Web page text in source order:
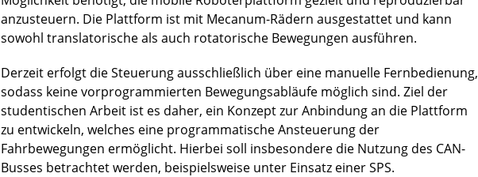
anzusteuern. Die Plattform ist mit Mecanum-Rädern ausgestattet und kann
sowohl translatorische als auch rotatorische Bewegungen ausführen.
Derzeit erfolgt die Steuerung ausschließlich über eine manuelle Fernbedienung,
sodass keine vorprogrammierten Bewegungsabläufe möglich sind. Ziel der
studentischen Arbeit ist es daher, ein Konzept zur Anbindung an die Plattform
zu entwickeln, welches eine programmatische Ansteuerung der
Fahrbewegungen ermöglicht. Hierbei soll insbesondere die Nutzung des CAN-
Busses betrachtet werden, beispielsweise unter Einsatz einer SPS.